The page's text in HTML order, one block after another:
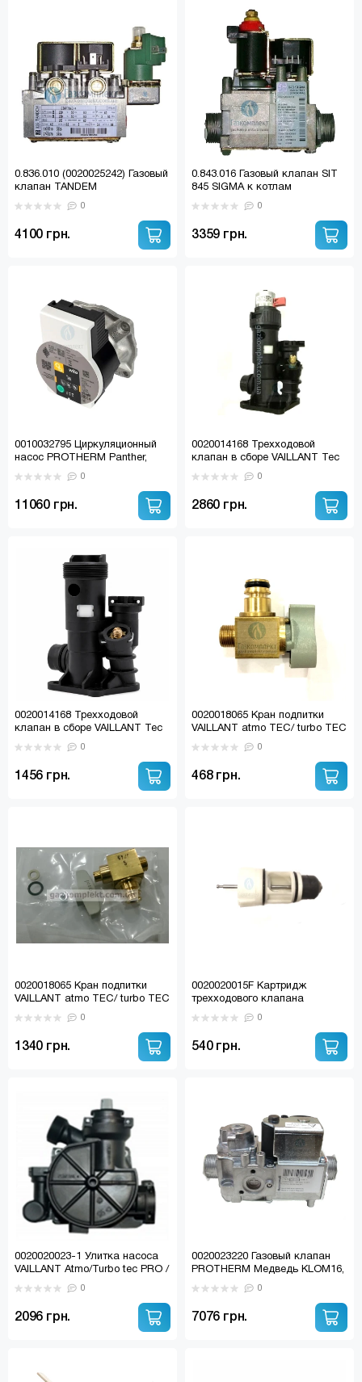
0.836.010 (0020025242) Газовый
клапан TANDEM
0
4100 грн.
0.843.016 Газовый клапан SIT
845 SIGMA к котлам
TEPLOWEST/BAXI/WESTEN/PR
0
3359 грн.
0010032795 Циркуляционный
насос PROTHERM Panther,
Gepard v19 (нова модель)
(0020097216)
0
11060 грн.
0020014168 Трехходовой
клапан в сборе VAILLANT Tec
Pro, Tec Plus/ PROTHERM
Panthera V18, Lev V18
0
2860 грн.
0020014168 Трехходовой
клапан в сборе VAILLANT Tec
Pro, Tec Plus/ PROTHERM
Panthera V18, Lev V18
(пластик, без сервопривода)
0
1456 грн.
0020018065 Кран подпитки
VAILLANT atmo TEC/ turbo TEC
0
468 грн.
0020018065 Кран подпитки
VAILLANT atmo TEC/ turbo TEC
0
1340 грн.
0020020015F Картридж
трехходового клапана
VAILLANT Turbo/AtmoTEC,
PROTHERM пластик
0
540 грн.
0020020023-1 Улитка насоса
VAILLANT Atmo/Turbo tec PRO /
PROTHERM Lev V18, Panther
0
2096 грн.
0020023220 Газовый клапан
PROTHERM Медведь KLOM16,
KLZ15, Leopard v15 (Honeywell
VK4105G 1146)
0
7076 грн.